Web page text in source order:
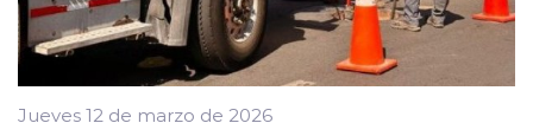
Jueves 12 de marzo de 2026